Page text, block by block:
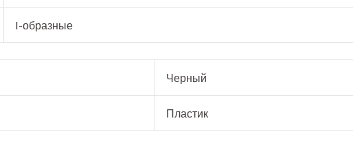
I-образные
Черный
Пластик